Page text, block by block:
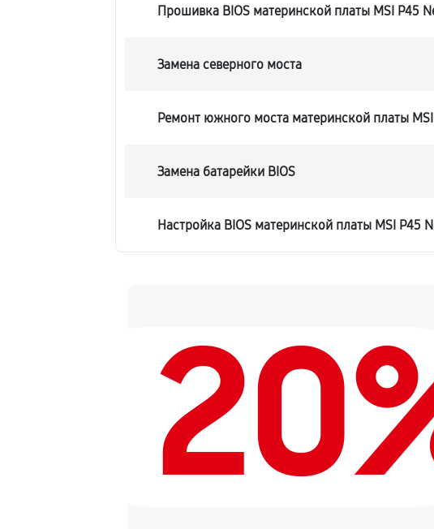
Прошивка BIOS материнской платы MSI P45
Замена северного моста
Ремонт южного моста материнской платы MSI
Замена батарейки BIOS
Настройка BIOS материнской платы MSI P45